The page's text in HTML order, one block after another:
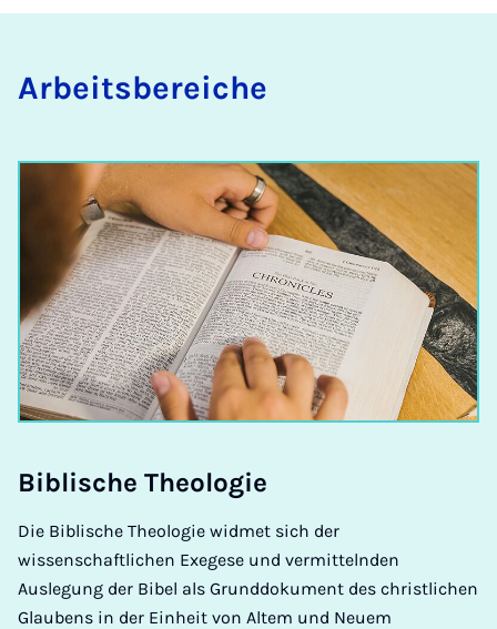
Ar­beits­be­rei­che
Bib­li­sche Theo­lo­gie
Die Biblische Theologie widmet sich der
wissenschaftlichen Exegese und vermittelnden
Auslegung der Bibel als Grunddokument des christlichen
Glaubens in der Einheit von Altem und Neuem